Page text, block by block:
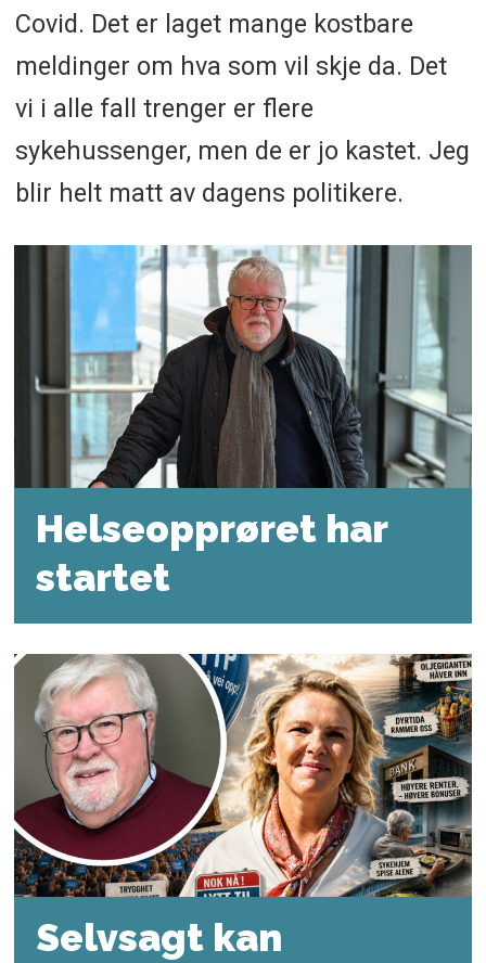
Covid. Det er laget mange kostbare
meldinger om hva som vil skje da. Det
vi i alle fall trenger er flere
sykehussenger, men de er jo kastet. Jeg
blir helt matt av dagens politikere.
Helseopprøret har
startet
Selvsagt kan